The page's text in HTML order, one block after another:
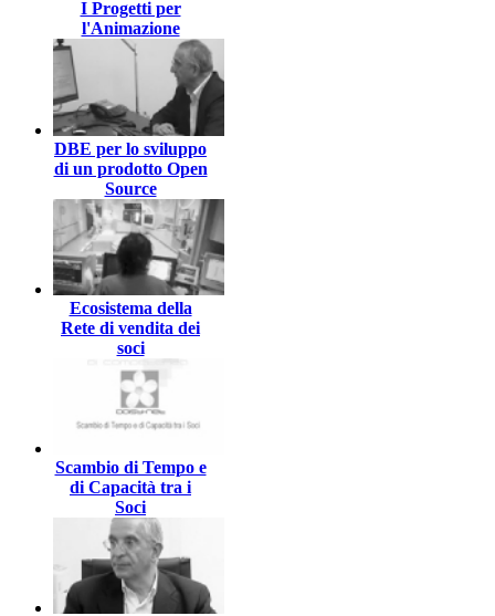
I Progetti per
l'Animazione
DBE per lo sviluppo
di un prodotto Open
Source
Ecosistema della
Rete di vendita dei
soci
Scambio di Tempo e
di Capacità tra i
Soci